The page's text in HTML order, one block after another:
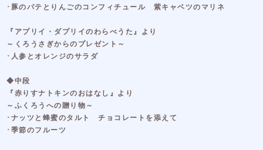
･豚のパテとりんごのコンフィチュール 紫キャベツのマリネ
『アプリイ・ダプリイのわらべうた』より
～くろうさぎからのプレゼント～
･人参とオレンジのサラダ
◆中段
『赤りすナトキンのおはなし』より
～ふくろうへの贈り物～
･ナッツと蜂蜜のタルト チョコレートを添えて
･季節のフルーツ